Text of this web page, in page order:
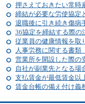
押さえておきたい常時
締結が必要な労使協定
退職後に引き続き傷病
36協定を締結する際の
従業員の健康情報を取
人事労務に関する書類
営業所を開設した際の
自社が副業先となる場
支払賃金が最低賃金以
賃金台帳の備え付け義